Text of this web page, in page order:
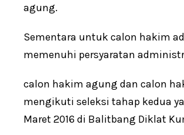
agung.
Sementara untuk calon hakim
memenuhi persyaratan
calon hakim agung dan calon
mengikuti seleksi tahap kedua
Maret 2016 di Balitbang Diklat